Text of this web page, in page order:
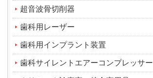
超音波骨切削器
歯科用レーザー
歯科用インプラント装置
歯科サイレントエアーコンプレッサー